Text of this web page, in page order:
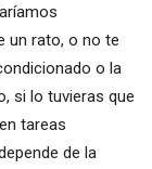
un rato, o no te
o la
si lo tuvieras que
tareas
de la